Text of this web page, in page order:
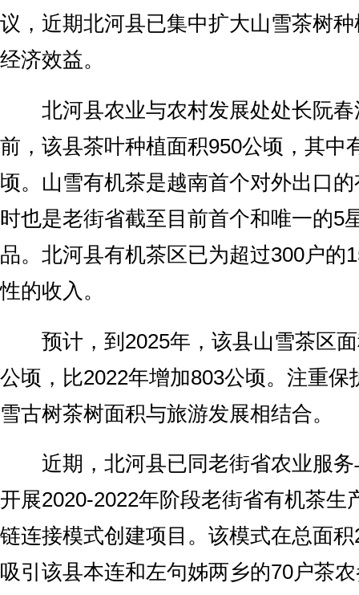
议，近期北河县已集中扩大山雪茶树
经济效益。
北河县农业与农村发展处处长阮春
前，该县茶叶种植面积950公顷，其中
顷。山雪有机茶是越南首个对外出口
时也是老街省截至目前首个和唯一的5
品。北河县有机茶区已为超过300户的
性的收入。
预计，到2025年，该县山雪茶区面
公顷，比2022年增加803公顷。注重保
雪古树茶树面积与旅游发展相结合。
近期，北河县已同老街省农业服务
开展2020-2022年阶段老街省有机茶生
链连接模式创建项目。该模式在总面
吸引该县本连和左句姊两乡的70户茶